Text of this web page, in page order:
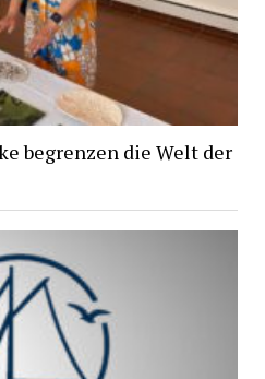
begrenzen die Welt der